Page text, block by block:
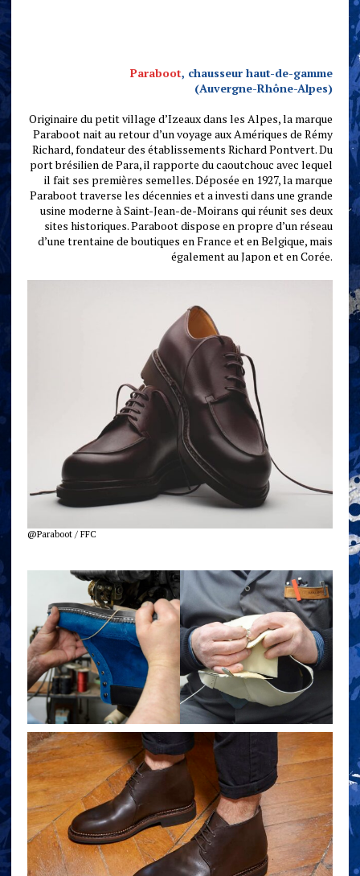
Paraboot, chausseur haut-de-gamme
(Auvergne-Rhône-Alpes)
Originaire du petit village d’Izeaux dans les Alpes, la marque
Paraboot nait au retour d’un voyage aux Amériques de Rémy
Richard, fondateur des établissements Richard Pontvert. Du
port brésilien de Para, il rapporte du caoutchouc avec lequel
il fait ses premières semelles. Déposée en 1927, la marque
Paraboot traverse les décennies et a investi dans une grande
usine moderne à Saint-Jean-de-Moirans qui réunit ses deux
sites historiques. Paraboot dispose en propre d’un réseau
d’une trentaine de boutiques en France et en Belgique, mais
également au Japon et en Corée.
@Paraboot / FFC